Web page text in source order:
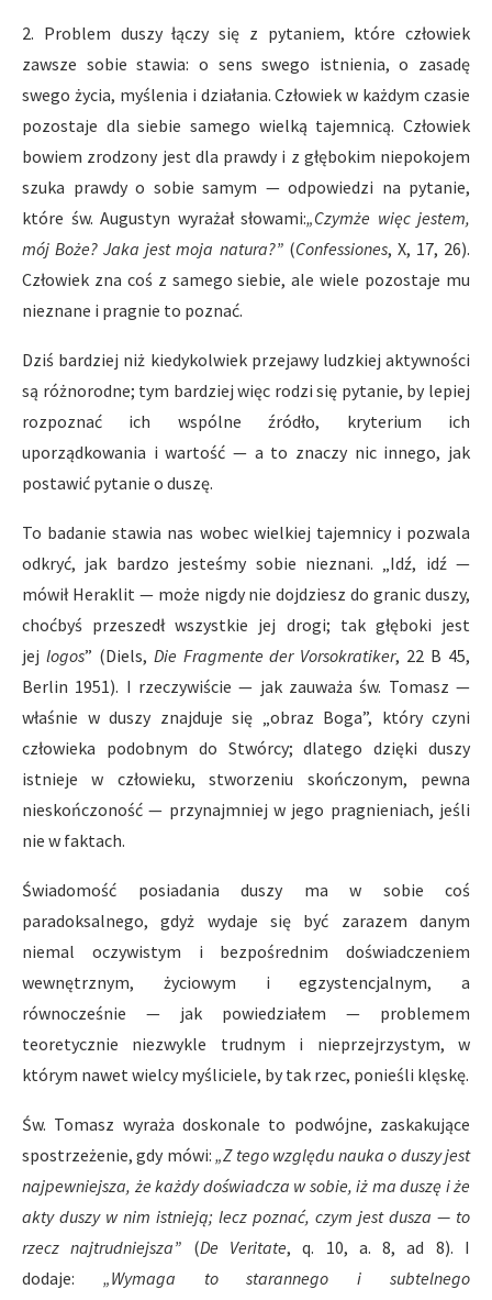
2. Problem duszy łączy się z pytaniem, które człowiek
zawsze sobie stawia: o sens swego istnienia, o zasadę
swego życia, myślenia i działania. Człowiek w każdym czasie
pozostaje dla siebie samego wielką tajemnicą. Człowiek
bowiem zrodzony jest dla prawdy i z głębokim niepokojem
szuka prawdy o sobie samym — odpowiedzi na pytanie,
które św. Augustyn wyrażał słowami:„Czymże więc jestem,
mój Boże? Jaka jest moja natura?”(Confessiones, X, 17, 26).
Człowiek zna coś z samego siebie, ale wiele pozostaje mu
nieznane i pragnie to poznać.
Dziś bardziej niż kiedykolwiek przejawy ludzkiej aktywności
są różnorodne; tym bardziej więc rodzi się pytanie, by lepiej
rozpoznać ich wspólne źródło, kryterium ich
uporządkowania i wartość — a to znaczy nic innego, jak
postawić pytanie o duszę.
To badanie stawia nas wobec wielkiej tajemnicy i pozwala
odkryć, jak bardzo jesteśmy sobie nieznani. „Idź, idź —
mówił Heraklit — może nigdy nie dojdziesz do granic duszy,
choćbyś przeszedł wszystkie jej drogi; tak głęboki jest
jej logos” (Diels, Die Fragmente der Vorsokratiker, 22 B 45,
Berlin 1951). I rzeczywiście — jak zauważa św. Tomasz —
właśnie w duszy znajduje się „obraz Boga”, który czyni
człowieka podobnym do Stwórcy; dlatego dzięki duszy
istnieje w człowieku, stworzeniu skończonym, pewna
nieskończoność — przynajmniej w jego pragnieniach, jeśli
nie w faktach.
Świadomość posiadania duszy ma w sobie coś
paradoksalnego, gdyż wydaje się być zarazem danym
niemal oczywistym i bezpośrednim doświadczeniem
wewnętrznym, życiowym i egzystencjalnym, a
równocześnie — jak powiedziałem — problemem
teoretycznie niezwykle trudnym i nieprzejrzystym, w
którym nawet wielcy myśliciele, by tak rzec, ponieśli klęskę.
Św. Tomasz wyraża doskonale to podwójne, zaskakujące
spostrzeżenie, gdy mówi:„Z tego względu nauka o duszy jest
najpewniejsza, że każdy doświadcza w sobie, iż ma duszę i że
akty duszy w nim istnieją; lecz poznać, czym jest dusza — to
rzecz najtrudniejsza” (De Veritate, q. 10, a. 8, ad 8). I
dodaje: „Wymaga to starannego i subtelnego